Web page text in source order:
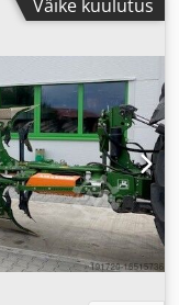
Väike kuulutus